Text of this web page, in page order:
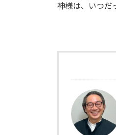
神様は、いつだ